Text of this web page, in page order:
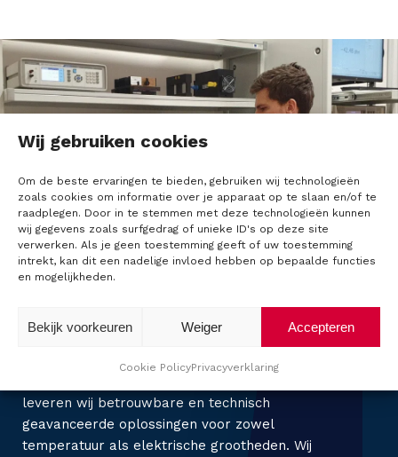
Wij gebruiken cookies
Om de beste ervaringen te bieden, gebruiken wij technologieën
zoals cookies om informatie over je apparaat op te slaan en/of te
raadplegen. Door in te stemmen met deze technologieën kunnen
wij gegevens zoals surfgedrag of unieke ID's op deze site
verwerken. Als je geen toestemming geeft of uw toestemming
intrekt, kan dit een nadelige invloed hebben op bepaalde functies
en mogelijkheden.
Accepteren
Weiger
Bekijk voorkeuren
Cookie PolicyPrivacyverklaring
i
o
n
C
o
s
Onze expertise
Calibration Consultingdraait alles om
leveren wij betrouwbare en technisch
geavanceerde oplossingen voor zowel
temperatuur als elektrische grootheden. Wij